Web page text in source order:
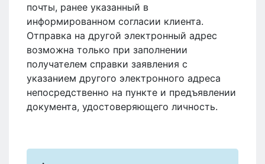
почты, ранее указанный в
информированном согласии клиента.
Отправка на другой электронный адрес
возможна только при заполнении
получателем справки заявления с
указанием другого электронного адреса
непосредственно на пункте и предъявлении
документа, удостоверяющего личность.